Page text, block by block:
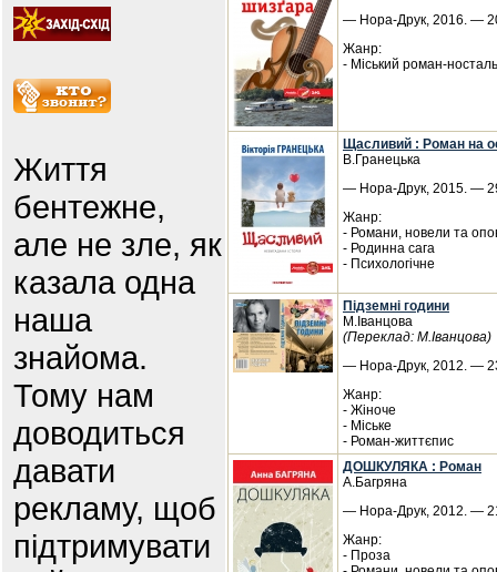
Життя
бентежне,
але не зле, як
казала одна
наша
знайома.
Тому нам
доводиться
давати
рекламу, щоб
підтримувати
— Нора-Друк, 2016. —
Жанр:
- Міський роман-
Щасливий : Роман на
В.Гранецька
— Нора-Друк, 2015. —
Жанр:
- Романи, новели та
- Родинна сага
- Психологічне
Підземні години
М.Іванцова
(Переклад: М.Іванцова)
— Нора-Друк, 2012. —
Жанр:
- Жіноче
- Міське
- Роман-життєпис
ДОШКУЛЯКА : Роман
А.Багряна
— Нора-Друк, 2012. —
Жанр:
- Проза